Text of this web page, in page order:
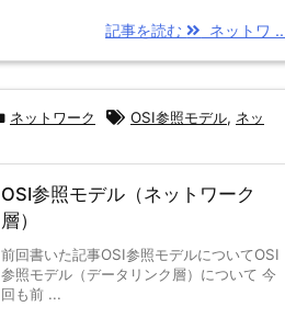
記事を読む ネットワ
ネットワーク OSI参照モデル, ネッ
OSI参照モデル（ネットワーク
層）
前回書いた記事OSI参照モデルについてOSI
参照モデル（データリンク層）について 今
回も前 ...